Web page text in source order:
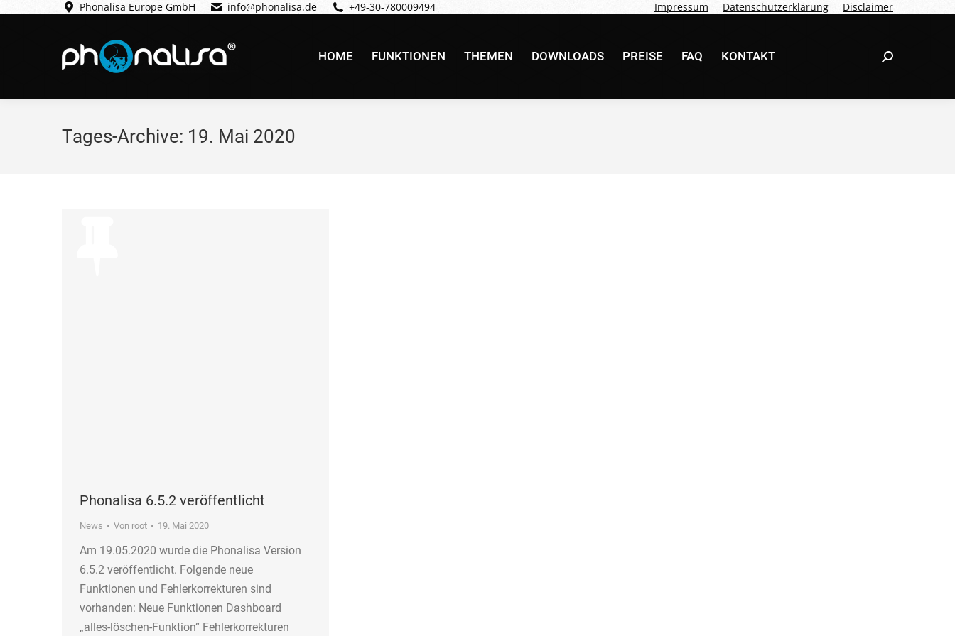
Phonalisa Europe GmbH info@phonalisa.de +49-30-780009494 Impressum Datenschutzerklärung Disclaimer
HOME FUNKTIONEN THEMEN DOWNLOADS PREISE FAQ KONTAKT Search:
Tages-Archive: 19. Mai 2020
Phonalisa 6.5.2 veröffentlicht
News Von root 19. Mai 2020
Am 19.05.2020 wurde die Phonalisa Version
6.5.2 veröffentlicht. Folgende neue
Funktionen und Fehlerkorrekturen sind
vorhanden: Neue Funktionen Dashboard
„alles-löschen-Funktion“ Fehlerkorrekturen